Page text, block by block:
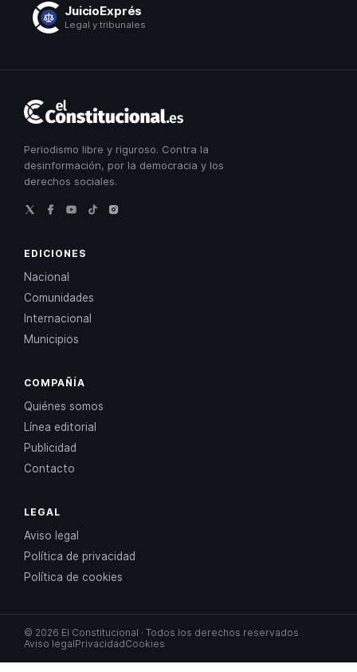
JuicioExprés
Legal y tribunales
Constitucional
Periodismo libre y riguroso. Contra la
desinformación, por la democracia y los
derechos sociales.
EDICIONES
Nacional
Comunidades
Internacional
Municipios
COMPAÑÍA
Quiénes somos
Línea editorial
Publicidad
Contacto
LEGAL
Aviso legal
Política de privacidad
Política de cookies
© 2026 El Constitucional · Todos los derechos reservados
Aviso legalPrivacidadCookies